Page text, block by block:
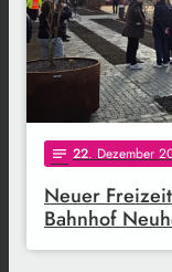
notes 22. Dezember
Neuer
Bahnhof